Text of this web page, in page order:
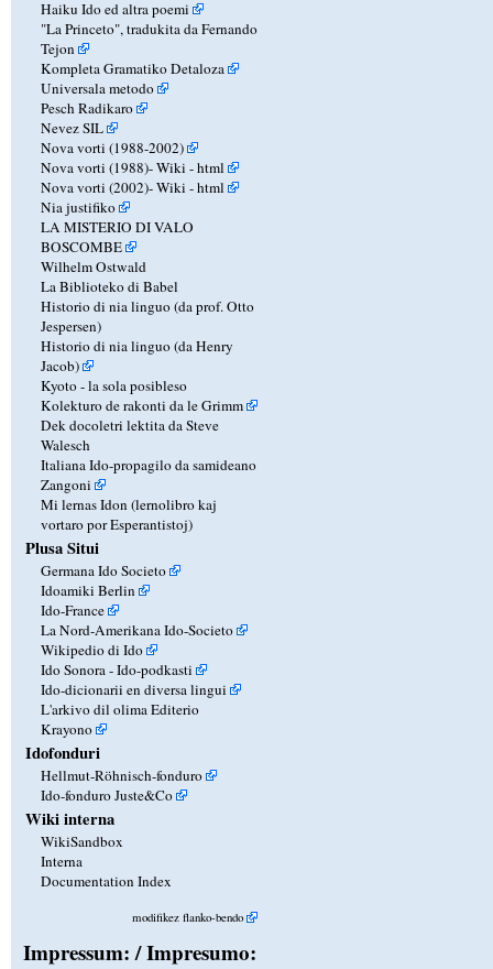
Haiku Ido ed altra poemi
"La Princeto", tradukita da Fernando
Tejon
Kompleta Gramatiko Detaloza
Universala metodo
Pesch Radikaro
Nevez SIL
Nova vorti (1988-2002)
Nova vorti (1988)-Wiki -html
Nova vorti (2002)-Wiki -html
Nia justifiko
LA MISTERIO DI VALO
BOSCOMBE
Wilhelm Ostwald
La Biblioteko di Babel
Historio di nia linguo (da prof. Otto
Jespersen)
Historio di nia linguo (da Henry
Jacob)
Kyoto - la sola posibleso
Kolekturo de rakonti da le Grimm
Dek docoletri lektita da Steve
Walesch
Italiana Ido-propagilo da samideano
Zangoni
Mi lernas Idon (lernolibro kaj
vortaro por Esperantistoj)
Plusa Situi
Germana Ido Societo
Idoamiki Berlin
Ido-France
La Nord-Amerikana Ido-Societo
Wikipedio di Ido
Ido Sonora - Ido-podkasti
Ido-dicionarii en diversa lingui
L'arkivo dil olima Editerio
Krayono
Idofonduri
Hellmut-Röhnisch-fonduro
Ido-fonduro Juste&Co
Wiki interna
WikiSandbox
Interna
Documentation Index
modifikez flanko-bendo
Impressum: / Impresumo: